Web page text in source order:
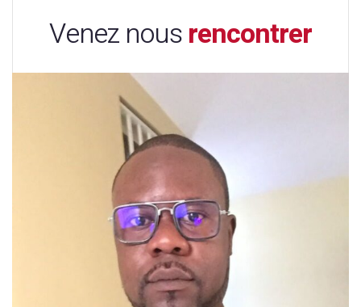
Venez nousrencontrer